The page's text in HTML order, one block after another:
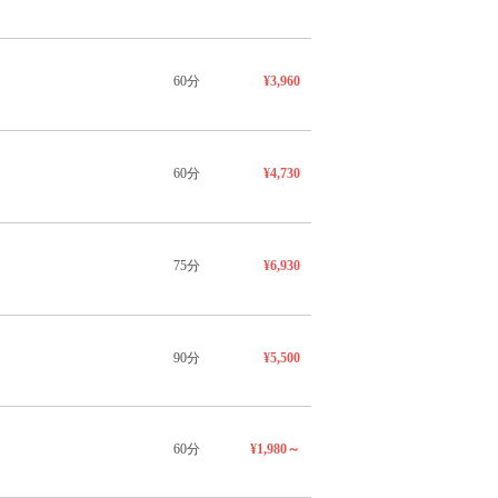
60分 ¥3,960
60分 ¥4,730
75分 ¥6,930
90分 ¥5,500
60分 ¥1,980～